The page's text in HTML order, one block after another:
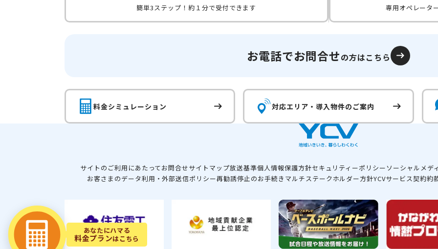
簡単3ステップ！約１分で受付できます 専用オペレータ
お電話でお問合せの方はこちら
料金シミュレーション 対応エリア・導入物件のご案内
あなたにハマる
料金プランはこちら
サイトのご利用にあたってお問合せサイトマップ放送基準個人情報保護方針セキュリティーポリシーソーシャルメデ
お客さまのデータ利用・外部送信ポリシー再勧誘停止のお手続き マルチステークホルダー方針YCVサービス契約約